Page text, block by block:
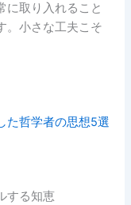
に取り入れること
。小さな工夫こそ
た哲学者の思想5選
する知恵